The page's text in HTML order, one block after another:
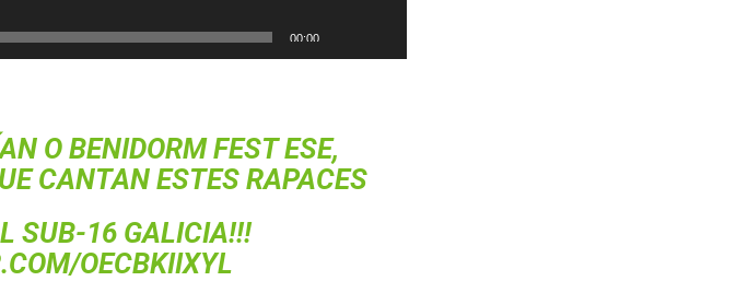
00:00
O BENIDORM FEST ESE,
CANTAN ESTES RAPACES
SUB-16 GALICIA!!!
OECBKIIXYL